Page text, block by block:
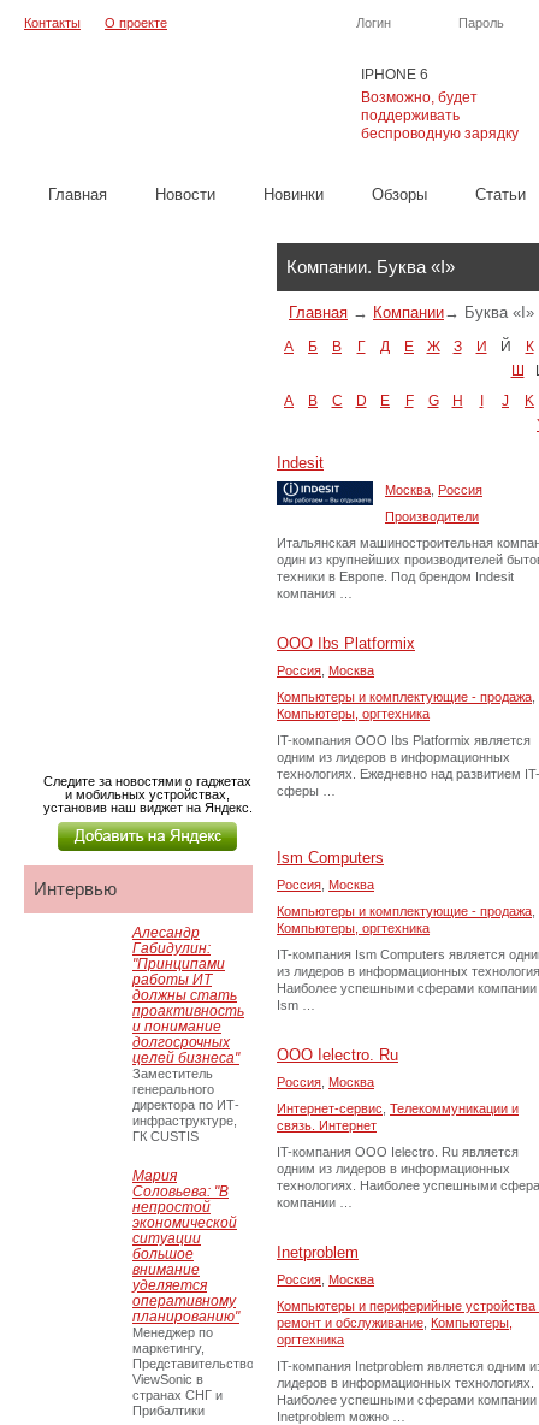
IPHONE 6
Возможно, будет
поддерживать
беспроводную зарядку
Логин Пароль
Контакты О проекте
Главная Новости Новинки Обзоры Cтатьи
Компании. Буква «I»
Главная → Компании→ Буква «I»
А Б В Г Д Е Ж З И Й
К
Ш
A
B C D E F G H J
K
Indesit
Москва Россия
Производители
Итальянская машиностроительная
один из крупнейших производителей
техники в Европе. Под брендом Indesit
компания …
ООО Ibs Platformix
Россия Москва
Компьютеры и комплектующие - продажа
Компьютеры, оргтехника
IT-компания ООО Ibs Platformix является
одним из лидеров в информационных
технологиях. Ежедневно над развитием IT-
сферы …
Ism Computers
Россия Москва
Компьютеры и комплектующие - продажа
Компьютеры, оргтехника
IT-компания Ism Computers является
из лидеров в информационных
Наиболее успешными сферами компании
Ism …
ООО Ielectro. Ru
Россия Москва
Интернет-сервис Телекоммуникации и
связь. Интернет
IT-компания ООО Ielectro. Ru является
одним из лидеров в информационных
технологиях. Наиболее успешными
компании …
Inetproblem
Россия Москва
Компьютеры и периферийные устройства
ремонт и обслуживание Компьютеры,
оргтехника
IT-компания Inetproblem является одним
лидеров в информационных технологиях.
Наиболее успешными сферами компании
Inetproblem можно …
Следите за новостями о гаджетах
и мобильных устройствах,
установив наш виджет на Яндекс.
Интервью
Алесандр
Габидулин:
"Принципами
работы ИТ
должны стать
проактивность
и понимание
долгосрочных
целей бизнеса"
Заместитель
генерального
директора по ИТ-
инфраструктуре,
ГК CUSTIS
Мария
Соловьева: "В
непростой
экономической
ситуации
большое
внимание
уделяется
оперативному
планированию"
Менеджер по
маркетингу,
Представительство
ViewSonic в
странах СНГ и
Прибалтики